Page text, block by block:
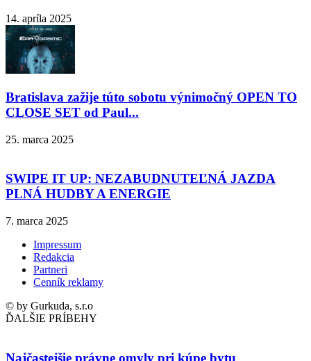
14. apríla 2025
Bratislava zažije túto sobotu výnimočný OPEN TO
CLOSE SET od Paul...
25. marca 2025
SWIPE IT UP: NEZABUDNUTEĽNÁ JAZDA
PLNÁ HUDBY A ENERGIE
7. marca 2025
Impressum
Redakcia
Partneri
Cenník reklamy
© by Gurkuda, s.r.o
ĎALŠIE PRÍBEHY
Najčastejšie právne omyly pri kúpe bytu